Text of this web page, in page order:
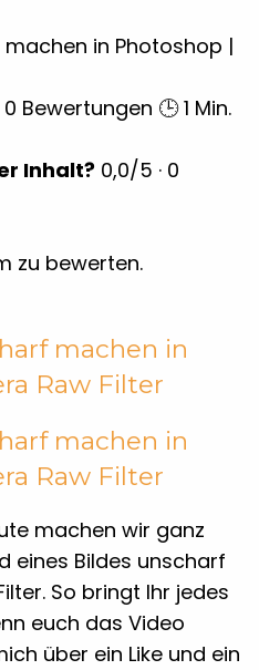
0 Bewertungen 🕒 1 Min.
Inhalt? 0,0/5 · 0
zu bewerten.
machen in
Raw Filter
machen in
Raw Filter
machen wir ganz
eines Bildes unscharf
So bringt Ihr jedes
euch das Video
über ein Like und ein